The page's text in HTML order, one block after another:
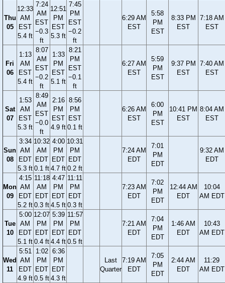
Thu
05
12:33
AM
EST
5.4 ft
7:24
AM
EST
−0.3
ft
12:51
PM
EST
5.3 ft
7:45
PM
EST
−0.2
ft
6:29 AM
EST
5:58
PM
EST
8:33 PM
EST
7:18 AM
EST
Fri
06
1:13
AM
EST
5.4 ft
8:07
AM
EST
−0.2
ft
1:33
PM
EST
5.1 ft
8:21
PM
EST
−0.1
ft
6:27 AM
EST
5:59
PM
EST
9:37 PM
EST
7:40 AM
EST
Sat
07
1:53
AM
EST
5.3 ft
8:49
AM
EST
−0.0
ft
2:16
PM
EST
4.9 ft
8:56
PM
EST
0.1 ft
6:26 AM
EST
6:00
PM
EST
10:41 PM
EST
8:04 AM
EST
Sun
08
3:34
AM
EDT
5.3 ft
10:32
AM
EDT
0.1 ft
4:00
PM
EDT
4.7 ft
10:31
PM
EDT
0.2 ft
7:24 AM
EDT
7:01
PM
EDT
9:32 AM
EDT
Mon
09
4:15
AM
EDT
5.2 ft
11:18
AM
EDT
0.3 ft
4:47
PM
EDT
4.5 ft
11:11
PM
EDT
0.3 ft
7:23 AM
EDT
7:02
PM
EDT
12:44 AM
EDT
10:04
AM EDT
Tue
10
5:00
AM
EDT
5.1 ft
12:07
PM
EDT
0.4 ft
5:39
PM
EDT
4.4 ft
11:57
PM
EDT
0.5 ft
7:21 AM
EDT
7:04
PM
EDT
1:46 AM
EDT
10:43
AM EDT
Wed
11
5:51
AM
EDT
4.9 ft
1:02
PM
EDT
0.5 ft
6:36
PM
EDT
4.3 ft
Last
Quarter
7:19 AM
EDT
7:05
PM
EDT
2:44 AM
EDT
11:29
AM EDT